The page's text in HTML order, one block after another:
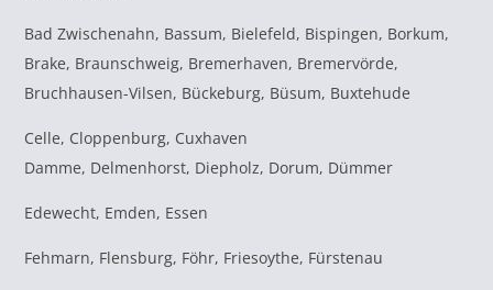
Bad Zwischenahn, Bassum, Bielefeld, Bispingen, Borkum,
Brake, Braunschweig, Bremerhaven, Bremervörde,
Bruchhausen-Vilsen, Bückeburg, Büsum, Buxtehude
Celle, Cloppenburg, Cuxhaven
Damme, Delmenhorst, Diepholz, Dorum, Dümmer
Edewecht, Emden, Essen
Fehmarn, Flensburg, Föhr, Friesoythe, Fürstenau